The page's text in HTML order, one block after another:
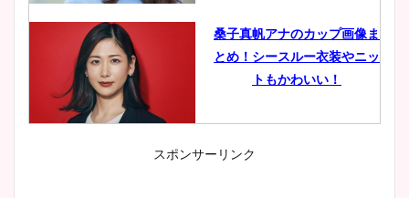
桑子真帆アナのカップ画像ま
とめ！シースルー衣装やニッ
トもかわいい！
小室瑛莉子のカップ画像まと
スポンサーリンク